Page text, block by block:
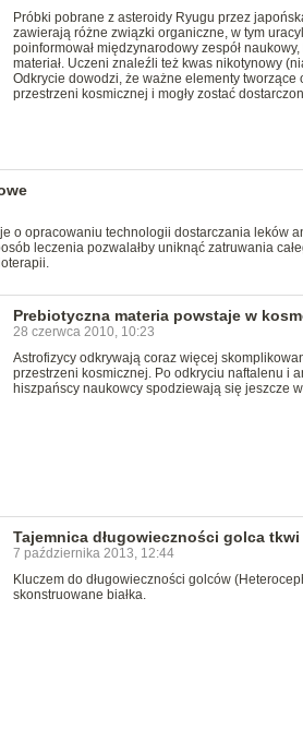
Próbki pobrane z asteroidy Ryugu przez
zawierają różne związki organiczne, w tym
poinformował międzynarodowy zespół
materiał. Uczeni znaleźli też kwas nikotynowy
Odkrycie dowodzi, że ważne elementy tworzące
przestrzeni kosmicznej i mogły zostać
o opracowaniu technologii dostarczania leków
leczenia pozwalałby uniknąć zatruwania
Prebiotyczna materia powstaje w
28 czerwca 2010, 10:23
Astrofizycy odkrywają coraz więcej
przestrzeni kosmicznej. Po odkryciu naftalenu i
hiszpańscy naukowcy spodziewają się jeszcze
Tajemnica długowieczności golca
7 października 2013, 12:44
Kluczem do długowieczności golców
skonstruowane białka.